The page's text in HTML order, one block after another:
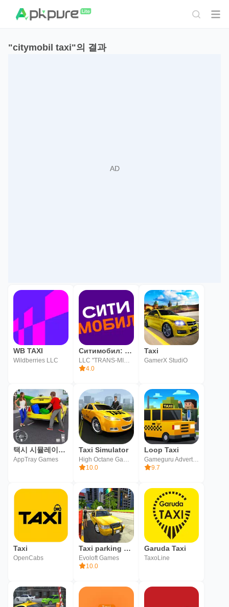
"citymobil taxi"의 결과
WB TAXI
Wildberries LLC
Ситимобил: такси и доставка
LLC "TRANS-MISSIA"
4.0
Taxi
GamerX StudiO
택시 시뮬레이터: 택시 게임
AppTray Games
Taxi Simulator
10.0
Loop Taxi
Gameguru Advertisement FZC
9.7
Taxi
OpenCabs
Taxi parking simulator : Taxi
Evoloft Games
10.0
Garuda Taxi
TaxoLine